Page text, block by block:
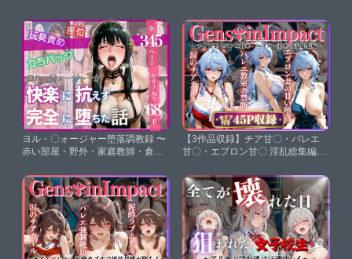
ヨル・〇ォージャー堕落調教録 〜
赤い部屋・野外・家庭教師・倉
く】
【3作品収録】チア甘〇・バレエ
甘〇・エプロン甘〇 淫乱総集編